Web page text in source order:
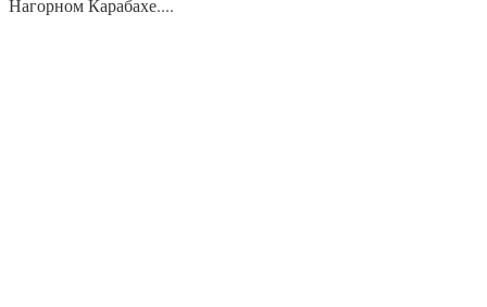
Нагорном Карабахе....